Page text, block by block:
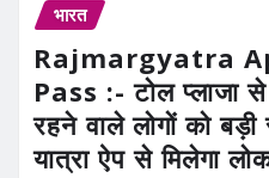
भारत
Rajmargyatra
Pass :- टोल प्लाजा
रहने वाले लोगों को बड़ी
यात्रा ऐप से मिलेगा